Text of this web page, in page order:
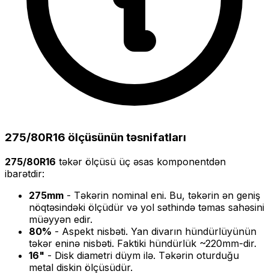
275/80R16 ölçüsünün təsnifatları
275/80R16 təkər ölçüsü üç əsas komponentdən
ibarətdir:
275mm - Təkərin nominal eni. Bu, təkərin ən geniş
nöqtəsindəki ölçüdür və yol səthində təmas sahəsini
müəyyən edir.
80% - Aspekt nisbəti. Yan divarın hündürlüyünün
təkər eninə nisbəti. Faktiki hündürlük ~220mm-dir.
16" - Disk diametri düym ilə. Təkərin oturduğu
metal diskin ölçüsüdür.